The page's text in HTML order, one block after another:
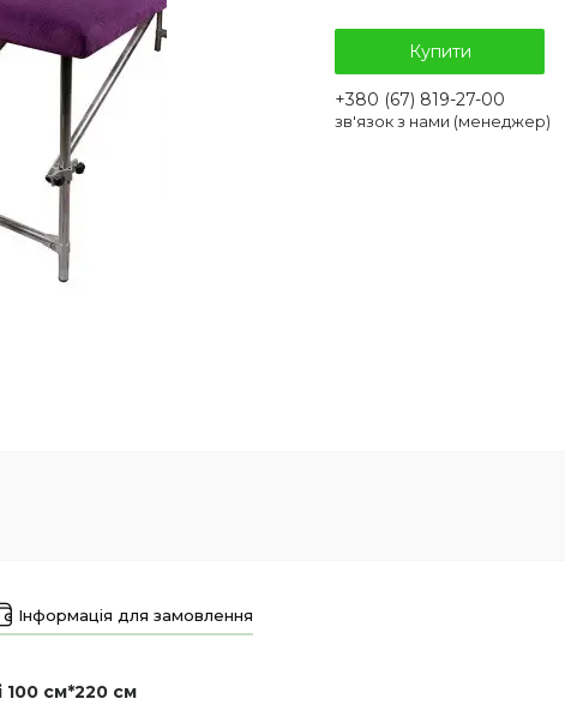
Купити
+380 (67) 819-27-00
зв'язок з нами (менеджер)
Інформація для замовлення
100 см*220 см